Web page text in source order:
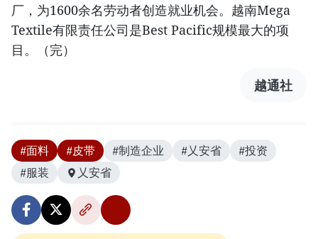
厂，为1600余名劳动者创造就业机会。越南Mega
Textile有限责任公司是Best Pacific规模最大的项
目。（完）
越通社
#面料 #皮带 #制造企业 #乂安省
#投资
#服装
乂安省